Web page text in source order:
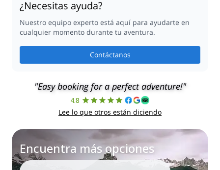
¿Necesitas ayuda?
Nuestro equipo experto está aquí para ayudarte en
cualquier momento durante tu aventura.
Contáctanos
"Easy booking for a perfect adventure!"
4.8
Lee lo que otros están diciendo
Encuentra más opciones